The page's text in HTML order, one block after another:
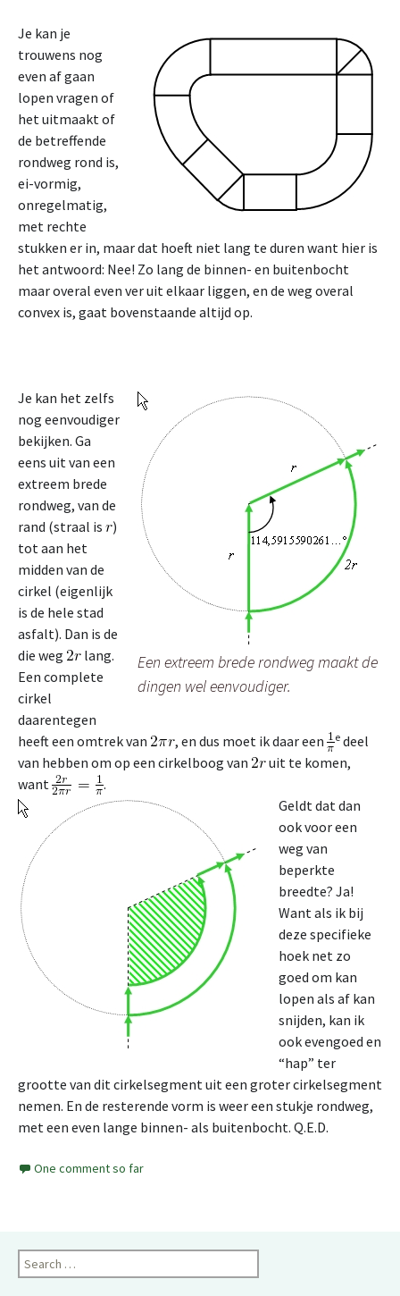
Je kan je
trouwens nog
even af gaan
lopen vragen of
het uitmaakt of
de betreffende
rondweg rond is,
ei-vormig,
onregelmatig,
met rechte
stukken er in, maar dat hoeft niet lang te duren want hier is
het antwoord: Nee! Zo lang de binnen- en buitenbocht
maar overal even ver uit elkaar liggen, en de weg overal
convex is, gaat bovenstaande altijd op.
Een extreem brede rondweg maakt de
dingen wel eenvoudiger.
Je kan het zelfs
nog eenvoudiger
bekijken. Ga
eens uit van een
extreem brede
rondweg, van de
rand (straal is
)
tot aan het
midden van de
cirkel (eigenlijk
is de hele stad
asfalt). Dan is de
die weg
lang.
Een complete
cirkel
daarentegen
heeft een omtrek van
, en dus moet ik daar een e deel
van hebben om op een cirkelboog van
uit te komen,
want
.
Geldt dat dan
ook voor een
weg van
beperkte
breedte? Ja!
Want als ik bij
deze specifieke
hoek net zo
goed om kan
lopen als af kan
snijden, kan ik
ook evengoed en
“hap” ter
grootte van dit cirkelsegment uit een groter cirkelsegment
nemen. En de resterende vorm is weer een stukje rondweg,
met een even lange binnen- als buitenbocht. Q.E.D.
One comment so far
Search
for: